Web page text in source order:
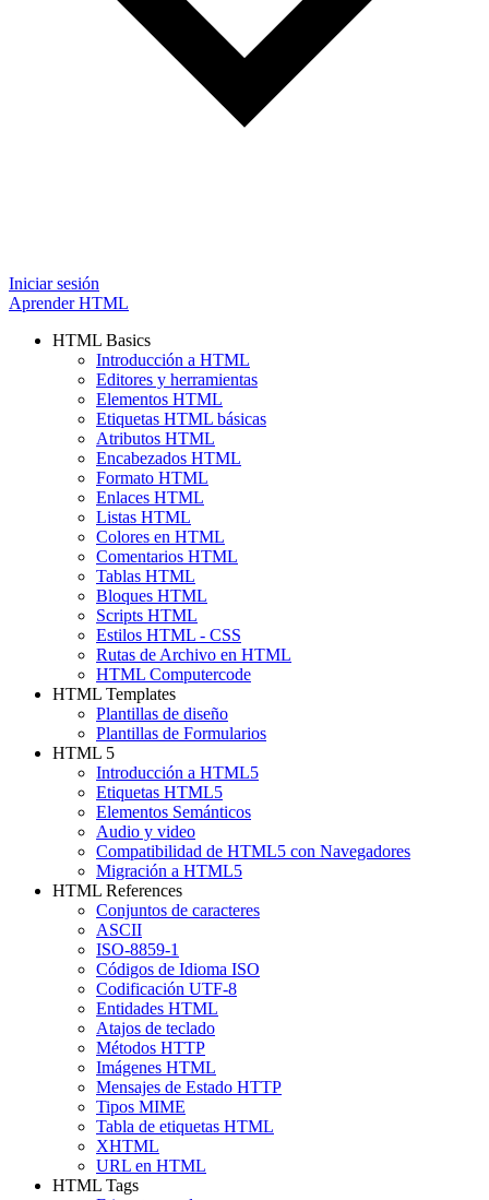
Iniciar sesión
Aprender HTML
HTML Basics
Introducción a HTML
Editores y herramientas
Elementos HTML
Etiquetas HTML básicas
Atributos HTML
Encabezados HTML
Formato HTML
Enlaces HTML
Listas HTML
Colores en HTML
Comentarios HTML
Tablas HTML
Bloques HTML
Scripts HTML
Estilos HTML - CSS
Rutas de Archivo en HTML
HTML Computercode
HTML Templates
Plantillas de diseño
Plantillas de Formularios
HTML 5
Introducción a HTML5
Etiquetas HTML5
Elementos Semánticos
Audio y video
Compatibilidad de HTML5 con Navegadores
Migración a HTML5
HTML References
Conjuntos de caracteres
ASCII
ISO-8859-1
Códigos de Idioma ISO
Codificación UTF-8
Entidades HTML
Atajos de teclado
Métodos HTTP
Imágenes HTML
Mensajes de Estado HTTP
Tipos MIME
Tabla de etiquetas HTML
XHTML
URL en HTML
HTML Tags